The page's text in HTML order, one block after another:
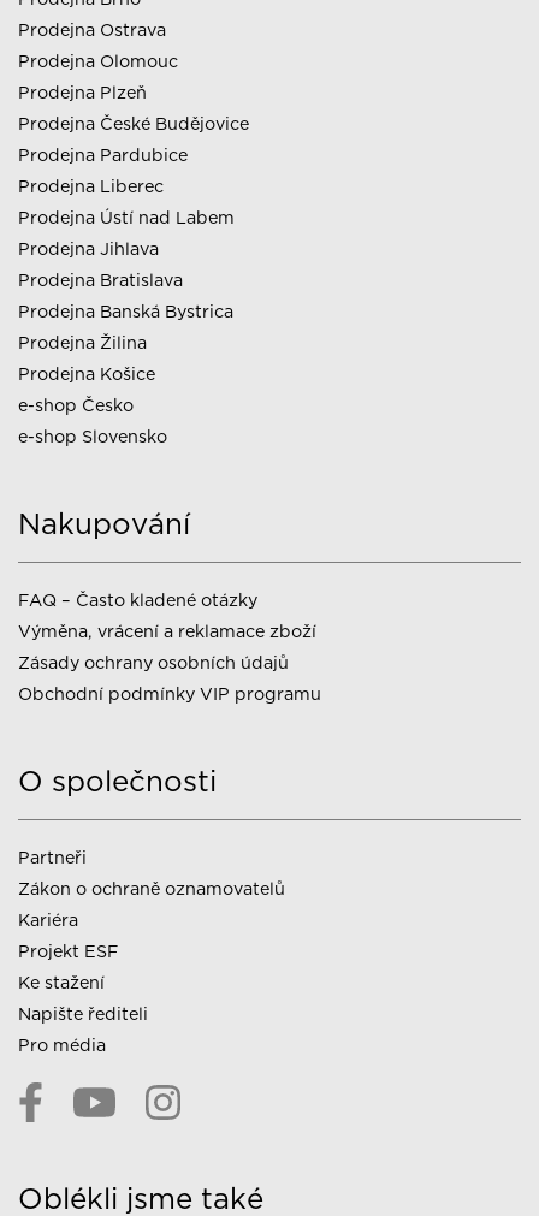
Prodejna Ostrava
Prodejna Olomouc
Prodejna Plzeň
Prodejna České Budějovice
Prodejna Pardubice
Prodejna Liberec
Prodejna Ústí nad Labem
Prodejna Jihlava
Prodejna Bratislava
Prodejna Banská Bystrica
Prodejna Žilina
Prodejna Košice
e-shop Česko
e-shop Slovensko
Nakupování
FAQ – Často kladené otázky
Výměna, vrácení a reklamace zboží
Zásady ochrany osobních údajů
Obchodní podmínky VIP programu
O společnosti
Partneři
Zákon o ochraně oznamovatelů
Kariéra
Projekt ESF
Ke stažení
Napište řediteli
Pro média
Oblékli jsme také